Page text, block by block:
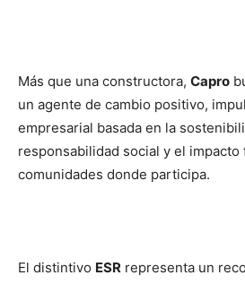
Más que una constructora, Capro
un agente de cambio positivo,
empresarial basada en la
responsabilidad social y el impacto
comunidades donde participa.
El distintivo ESR representa un